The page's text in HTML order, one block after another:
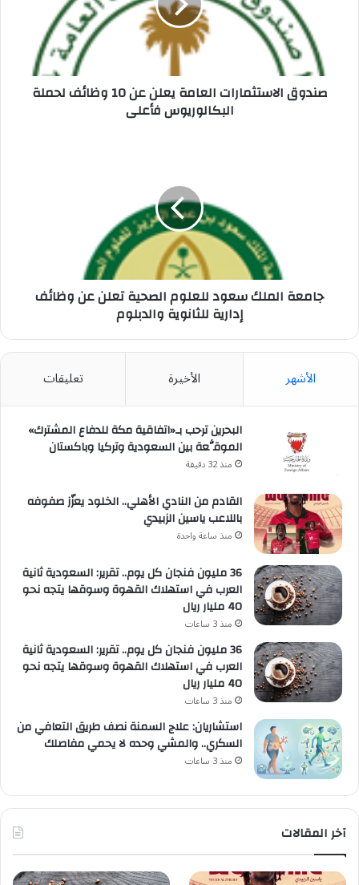
وظائف
البكالوريوس
فأعلى صندوق الاستثمارات العامة يعلن عن 10 وظائف لحملة
البكالوريوس فأعلى
للثانوية
والدبلوم
جامعة الملك سعود للعلوم الصحية تعلن عن وظائف
إدارية للثانوية والدبلوم
الأشهر الأخيرة تعليقات
البحرين ترحب بـ«اتفاقية مكة للدفاع المشترك»
الموقَّعة بين السعودية وتركيا وباكستان
منذ 32 دقيقة
القادم من النادي الأهلي.. الخلود يعزّز صفوفه
باللاعب ياسين الزبيدي
منذ ساعة واحدة
36 مليون فنجان كل يوم.. تقرير: السعودية ثانية
العرب في استهلاك القهوة وسوقها يتجه نحو
40 مليار ريال
منذ 3 ساعات
36 مليون فنجان كل يوم.. تقرير: السعودية ثانية
العرب في استهلاك القهوة وسوقها يتجه نحو
40 مليار ريال
منذ 3 ساعات
استشاريان: علاج السمنة نصف طريق التعافي من
السكري.. والمشي وحده لا يحمي مفاصلك
منذ 3 ساعات
آخر المقالات